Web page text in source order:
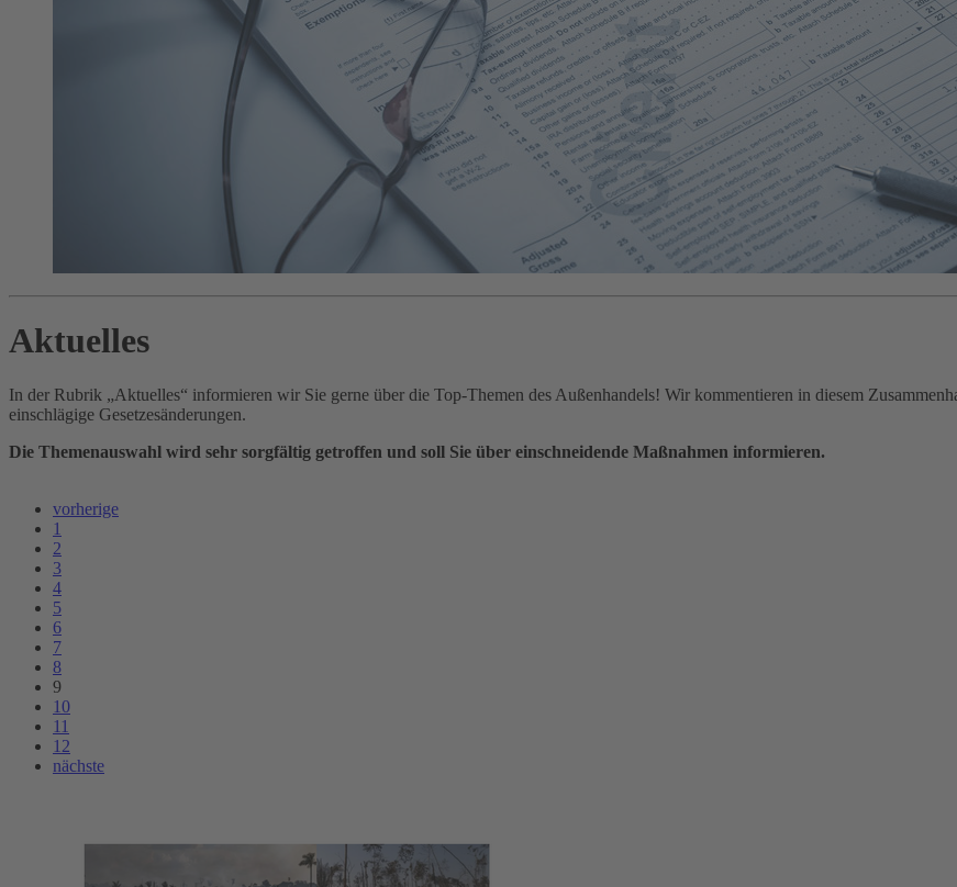
Aktuelles
In der Rubrik „Aktuelles“ informieren wir Sie gerne über die Top-Themen des Außenhandels! Wir kommentieren in diesem
einschlägige Gesetzesänderungen.
Die Themenauswahl wird sehr sorgfältig getroffen und soll Sie über einschneidende Maßnahmen informieren.
vorherige
1
2
3
4
5
6
7
8
9
10
11
12
nächste